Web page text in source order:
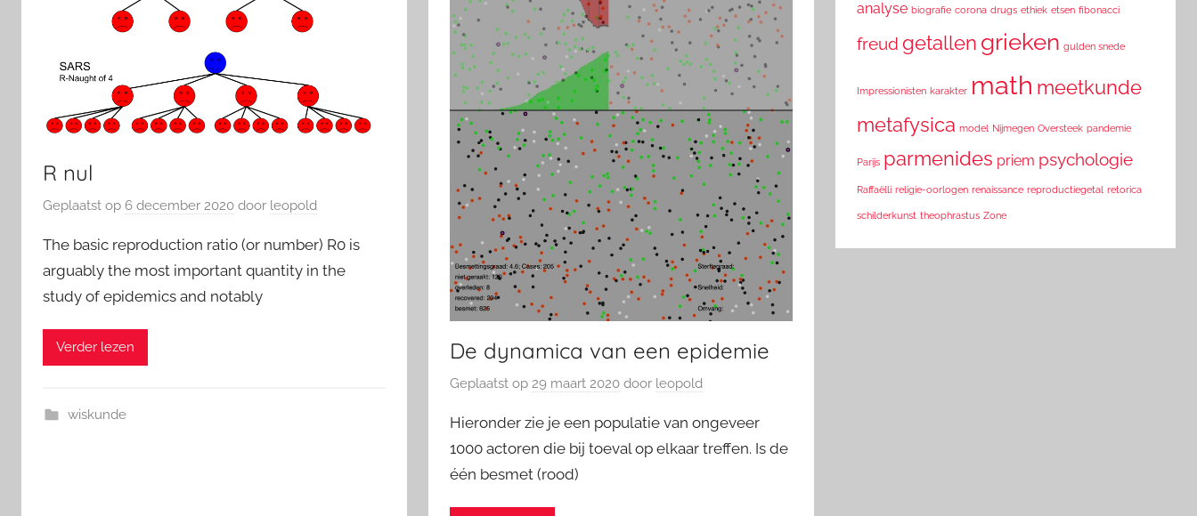
R nul
Geplaatst op 6 december 2020 door leopold
The basic reproduction ratio (or number) R0 is
arguably the most important quantity in the
study of epidemics and notably
Verder lezen
wiskunde
De dynamica van een epidemie
Geplaatst op29 maart 2020 door leopold
Hieronder zie je een populatie van ongeveer
1000 actoren die bij toeval op elkaar treffen. Is de
één besmet (rood)
analyse biografie corona drugs ethiek etsen fibonacci
freud getallen grieken gulden snede
Impressionisten karakter math meetkunde
metafysica model Nijmegen Oversteek pandemie
Parijs parmenides priem psychologie
Raffaëlli religie-oorlogen renaissance reproductiegetal retorica
schilderkunst theophrastus Zone